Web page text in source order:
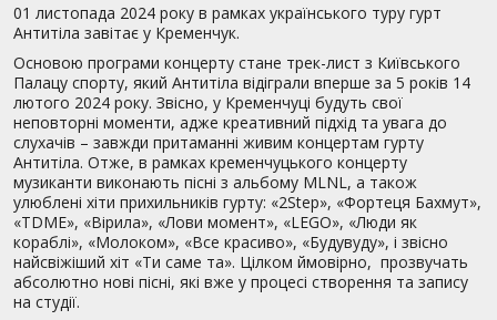
01 листопада 2024 року в рамках українського туру гурт
Антитіла завітає у Кременчук.
Основою програми концерту стане трек-лист з Київського
Палацу спорту, який Антитіла відіграли вперше за 5 років 14
лютого 2024 року. Звісно, у Кременчуці будуть свої
неповторні моменти, адже креативний підхід та увага до
слухачів – завжди притаманні живим концертам гурту
Антитіла. Отже, в рамках кременчуцького концерту
музиканти виконають пісні з альбому MLNL, а також
улюблені хіти прихильників гурту: «2Step», «Фортеця Бахмут»,
«TDME», «Вірила», «Лови момент», «LEGO», «Люди як
кораблі», «Молоком», «Все красиво», «Будувуду», і звісно
найсвіжіший хіт «Ти саме та». Цілком ймовірно, прозвучать
абсолютно нові пісні, які вже у процесі створення та запису
на студії.